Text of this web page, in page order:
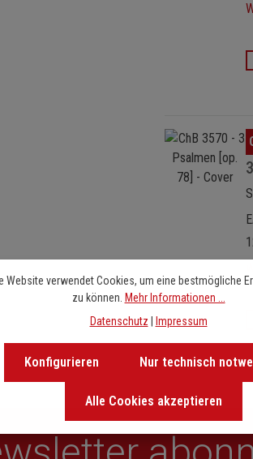
Bildergalerie
Website verwendet Cookies, um eine bestmögliche
zu können. Mehr Informationen ...
Datenschutz
Impressum
Nur technisch
Konfigurieren
Alle Cookies akzeptieren